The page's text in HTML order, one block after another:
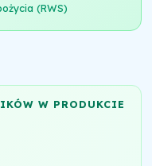
(RWS)
W PRODUKCIE